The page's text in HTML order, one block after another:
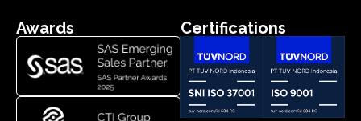
Awards Certifications